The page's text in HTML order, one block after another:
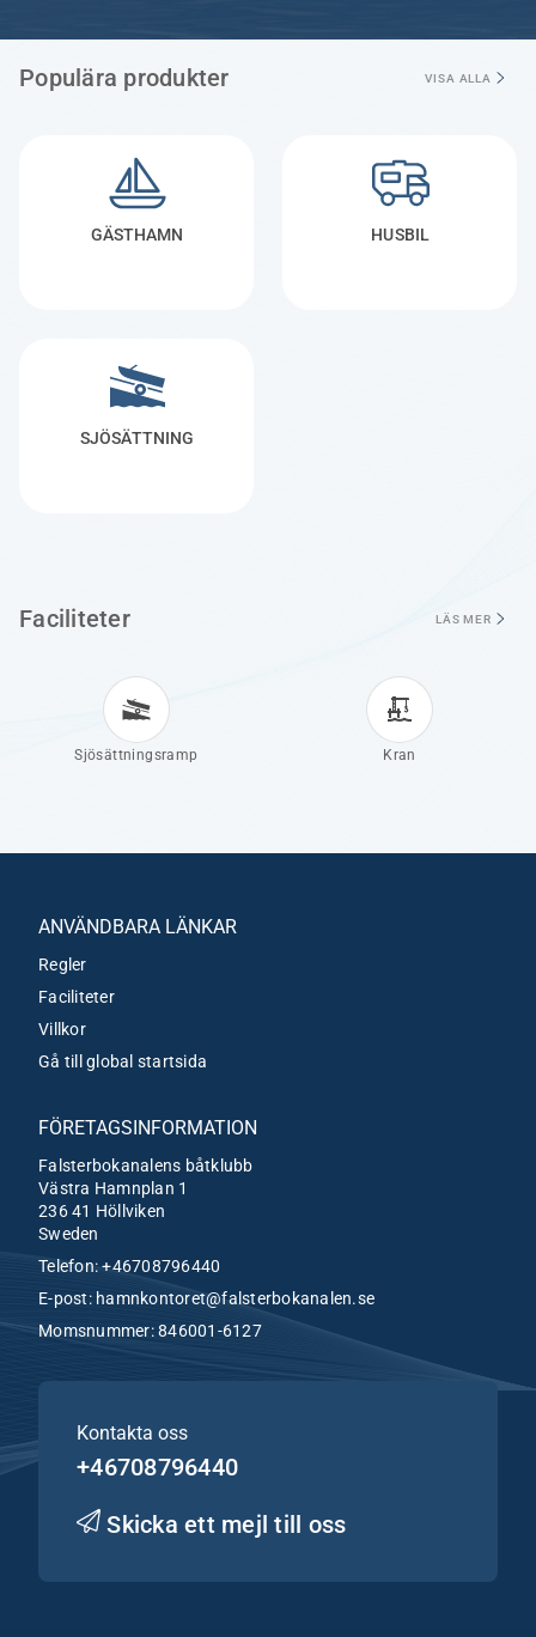
Populära produkter VISA ALLA
GÄSTHAMN HUSBIL
SJÖSÄTTNING
Faciliteter LÄS MER
Sjösättningsramp Kran
ANVÄNDBARA LÄNKAR
Regler
Faciliteter
Villkor
Gå till global startsida
FÖRETAGSINFORMATION
Falsterbokanalens båtklubb
Västra Hamnplan 1
236 41 Höllviken
Sweden
Telefon:+46708796440
E-post: hamnkontoret@falsterbokanalen.se
Momsnummer: 846001-6127
Kontakta oss
+46708796440
Skicka ett mejl till oss